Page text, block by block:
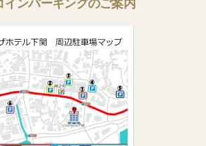
インパーキングのご案内